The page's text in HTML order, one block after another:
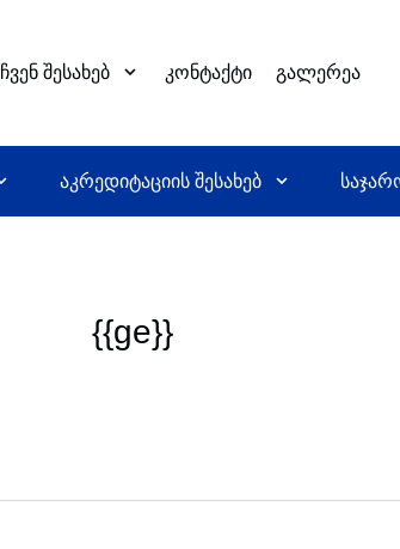
ჩვენ შესახებ კონტაქტი გალერეა
აკრედიტაციის შესახებ
{{ge}}